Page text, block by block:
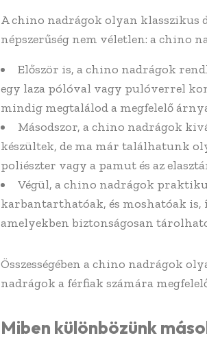
A chino nadrágok olyan klasszikus
népszerűség nem véletlen: a chino
Először is, a chino nadrágok
egy laza pólóval vagy pulóverrel
mindig megtalálod a megfelelő
Másodszor, a chino nadrágok
készültek, de ma már találhatunk
poliészter vagy a pamut és az
Végül, a chino nadrágok
karbantarthatóak, és moshatóak
amelyekben biztonságosan
Összességében a chino nadrágok
nadrágok a férfiak számára
Miben különbözünk